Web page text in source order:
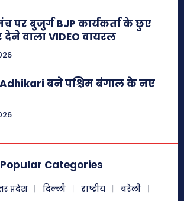
पर बुजुर्ग BJP कार्यकर्ता के छुए
वाला VIDEO वायरल
बने पश्चिम बंगाल के नए
Popular Categories
प्रदेश दिल्ली राष्ट्रीय
बरेली